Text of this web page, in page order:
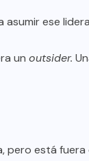
asumir ese
un outsider.
está